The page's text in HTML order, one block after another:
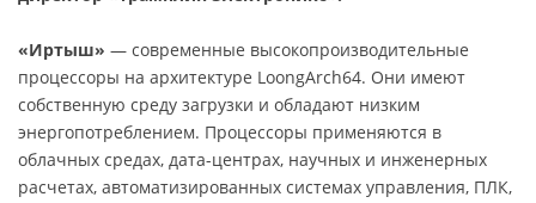
«Иртыш» — современные высокопроизводительные
процессоры на архитектуре LoongАrch64. Они имеют
собственную среду загрузки и обладают низким
энергопотреблением. Процессоры применяются в
облачных средах, дата-центрах, научных и инженерных
расчетах, автоматизированных системах управления, ПЛК,